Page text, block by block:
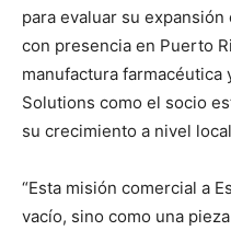
para evaluar su
con presencia en Puerto
manufactura farmacéutica
Solutions como el socio
su crecimiento a nivel
“Esta misión comercial a
vacío, sino como una